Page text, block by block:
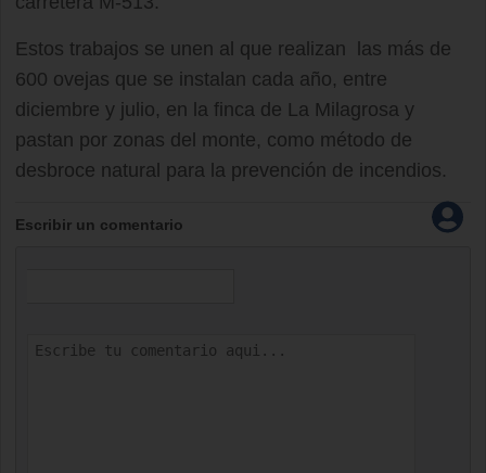
Estos trabajos se unen al que realizan las más de
600 ovejas que se instalan cada año, entre
diciembre y julio, en la finca de La Milagrosa y
pastan por zonas del monte, como método de
desbroce natural para la prevención de incendios.
Escribir un comentario